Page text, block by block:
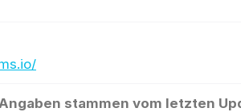
stammen vom letzten